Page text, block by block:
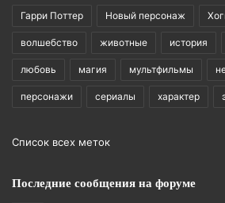
Гарри Поттер Новый персонаж
волшебство животные история
любовь магия мультфильмы
персонажи сериалы характер
Список всех меток
Последние сообщения на форуме